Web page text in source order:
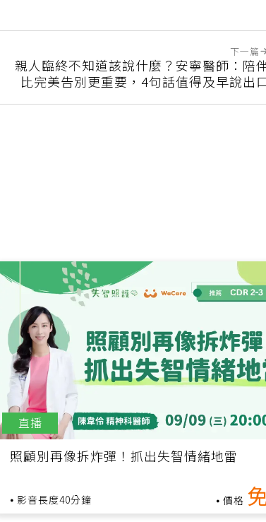
下一篇
親人臨終不知道該說什麼？安寧醫師：陪
比完美告別更重要，4句話值得及早說出
照顧別再像拆炸彈！抓出失智情緒地雷
影音長度40分鐘 價格
直播